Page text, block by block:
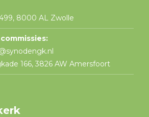
8000 AL Zwolle
166, 3826 AW Amersfoort